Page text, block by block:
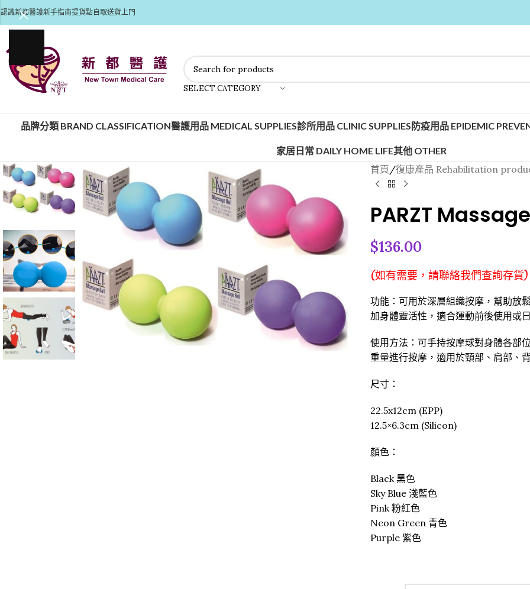
認識新都醫護新手指南提貨點自取送貨上門
SELECT CATEGORY
品牌分類 BRAND CLASSIFICATION醫護用品 MEDICAL SUPPLIES診所用品 CLINIC SUPPLIES防疫用品 EPIDEMIC
家居日常 DAILY HOME LIFE其他 OTHER
首頁/復康產品 Rehabilitation
PARZT
$136.00
(如有需要，請聯絡我們查詢存貨)
功能：可用於深層組織按摩，幫助放
加身體靈活性，適合運動前後使用或
使用方法：可手持按摩球對身體各部
重量進行按摩，適用於頸部、肩部、
尺寸：
22.5x12cm (EPP)
12.5×6.3cm (Silicon)
顏色：
Black 黑色
Sky Blue 淺藍色
Pink 粉紅色
Neon Green 青色
Purple 紫色